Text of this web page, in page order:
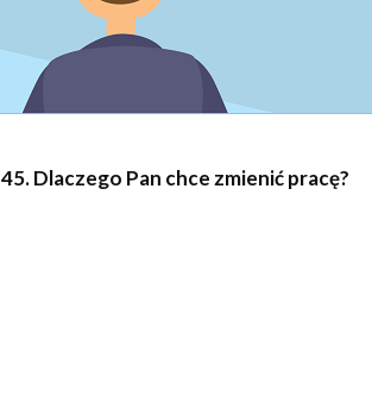
45. Dlaczego Pan chce zmienić pracę?